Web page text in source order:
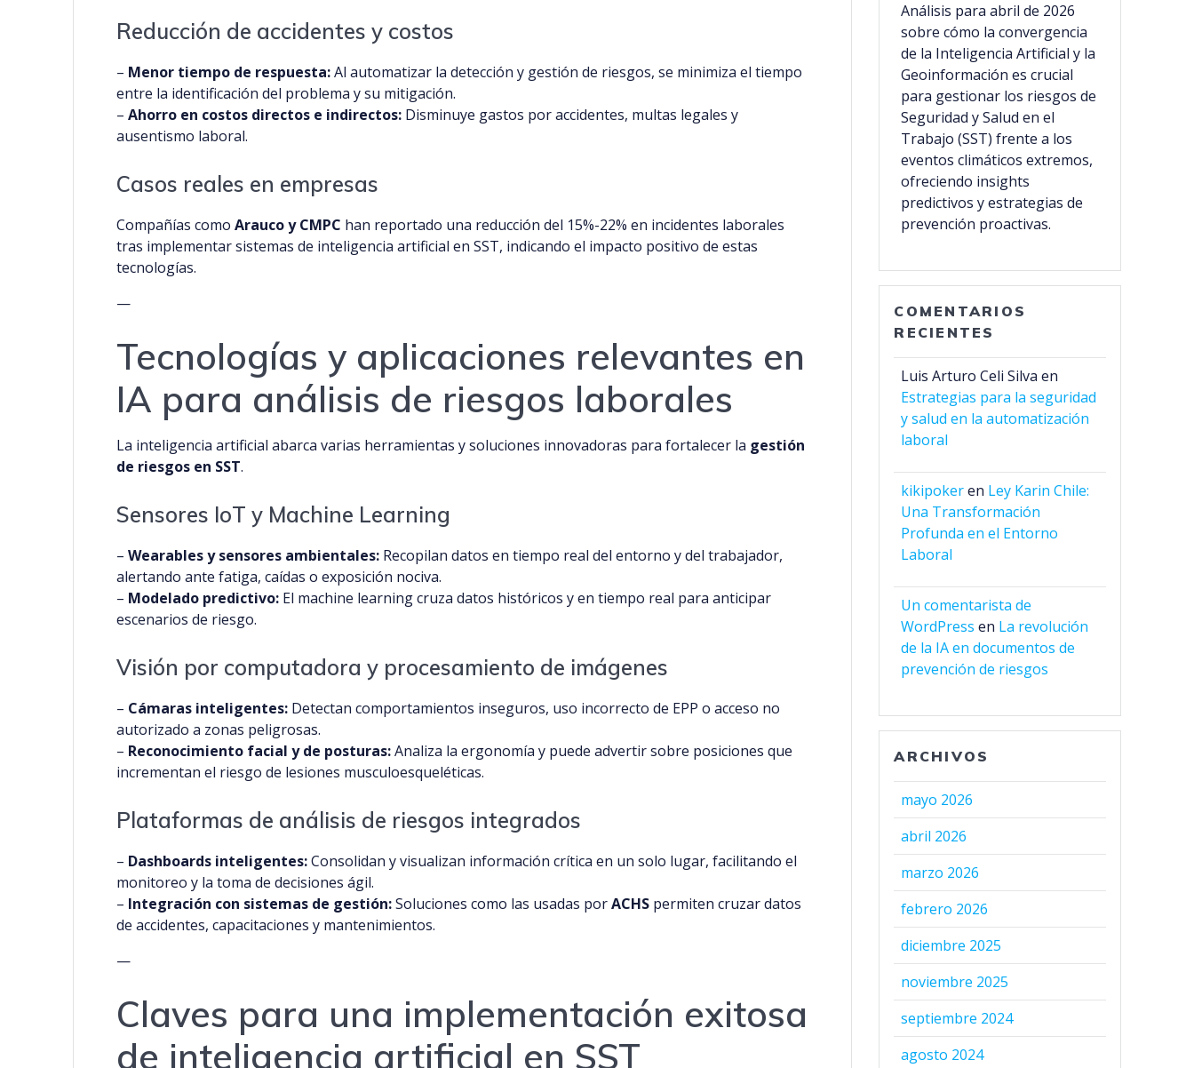
Reducción de accidentes y costos
– Menor tiempo de respuesta:Al automatizar la detección y gestión de riesgos, se minimiza el tiempo
entre la identificación del problema y su mitigación.
–Ahorro en costos directos e indirectos: Disminuye gastos por accidentes, multas legales y
ausentismo laboral.
Casos reales en empresas
Compañías comoArauco y CMPC han reportado una reducción del 15%-22% en incidentes laborales
tras implementar sistemas de inteligencia artificial en SST, indicando el impacto positivo de estas
tecnologías.
—
Tecnologías y aplicaciones relevantes en
IA para análisis de riesgos laborales
La inteligencia artificial abarca varias herramientas y soluciones innovadoras para fortalecer la gestión
de riesgos en SST.
Sensores IoT y Machine Learning
–Wearables y sensores ambientales: Recopilan datos en tiempo real del entorno y del trabajador,
alertando ante fatiga, caídas o exposición nociva.
– Modelado predictivo: El machine learning cruza datos históricos y en tiempo real para anticipar
escenarios de riesgo.
Visión por computadora y procesamiento de imágenes
– Cámaras inteligentes: Detectan comportamientos inseguros, uso incorrecto de EPP o acceso no
autorizado a zonas peligrosas.
– Reconocimiento facial y de posturas:Analiza la ergonomía y puede advertir sobre posiciones que
incrementan el riesgo de lesiones musculoesqueléticas.
Plataformas de análisis de riesgos integrados
– Dashboards inteligentes:Consolidan y visualizan información crítica en un solo lugar, facilitando el
monitoreo y la toma de decisiones ágil.
– Integración con sistemas de gestión:Soluciones como las usadas porACHS permiten cruzar datos
de accidentes, capacitaciones y mantenimientos.
—
Claves para una implementación exitosa
de inteligencia artificial en SST
Análisis para abril de 2026
sobre cómo la convergencia
de la Inteligencia Artificial y la
Geoinformación es crucial
para gestionar los riesgos de
Seguridad y Salud en el
Trabajo (SST) frente a los
eventos climáticos extremos,
ofreciendo insights
predictivos y estrategias de
prevención proactivas.
COMENTARIOS
RECIENTES
Luis Arturo Celi Silva en
Estrategias para la seguridad
y salud en la automatización
laboral
kikipokeren Ley Karin Chile:
Una Transformación
Profunda en el Entorno
Laboral
Un comentarista de
WordPress en La revolución
de la IA en documentos de
prevención de riesgos
ARCHIVOS
mayo 2026
abril 2026
marzo 2026
febrero 2026
diciembre 2025
noviembre 2025
septiembre 2024
agosto 2024